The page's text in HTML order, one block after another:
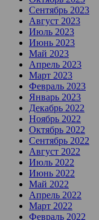
Сентябрь 2023
Август 2023
Июль 2023
Июнь 2023
Май 2023
Апрель 2023
Март 2023
Февраль 2023
Январь 2023
Декабрь 2022
Ноябрь 2022
Октябрь 2022
Сентябрь 2022
Август 2022
Июль 2022
Июнь 2022
Май 2022
Апрель 2022
Март 2022
Февраль 2022